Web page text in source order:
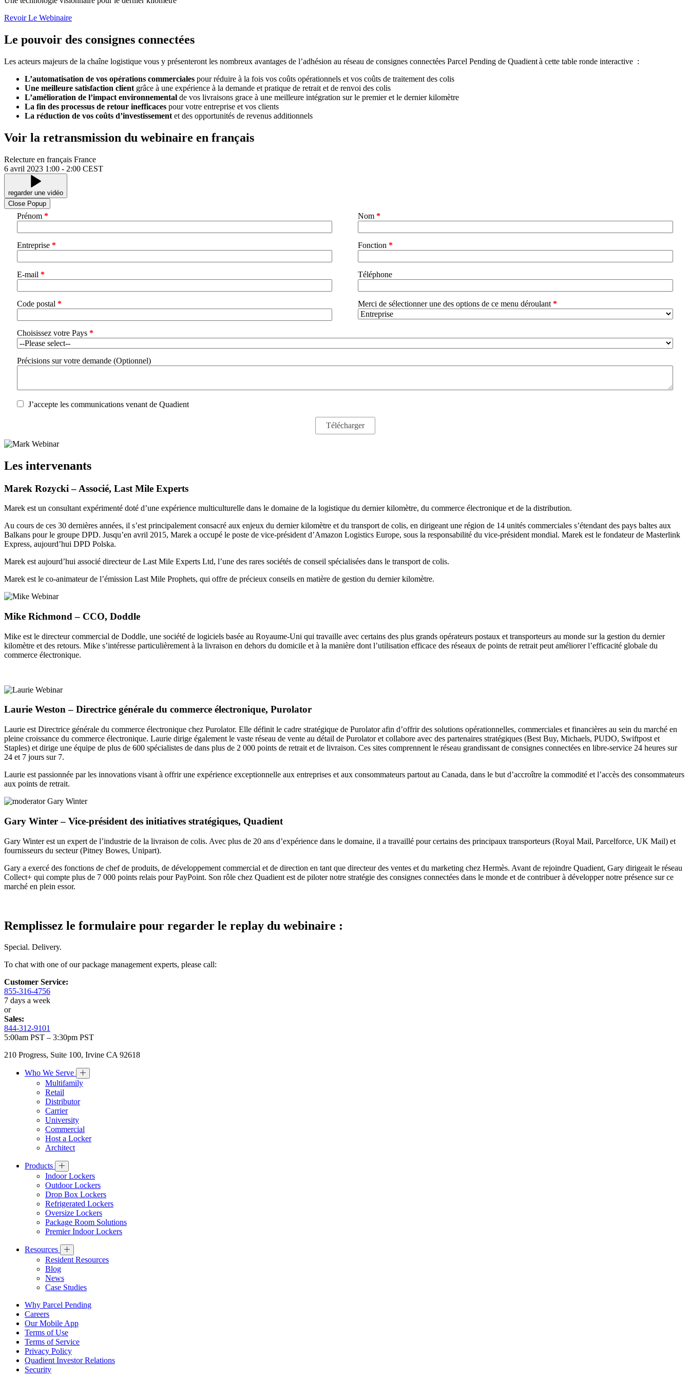
Revoir Le Webinaire
Le pouvoir des consignes connectées
Les acteurs majeurs de la chaîne logistique vous y présenteront les nombreux avantages de l’adhésion au réseau de consignes connectées Parcel Pending de Quadient à cette table ronde interactive :
L’automatisation de vos opérations commerciales pour réduire à la fois vos coûts opérationnels et vos coûts de traitement des colis
Une meilleure satisfaction client grâce à une expérience à la demande et pratique de retrait et de renvoi des colis
L’amélioration de l’impact environnemental de vos livraisons grace à une meilleure intégration sur le premier et le dernier kilomètre
La fin des processus de retour inefficaces pour votre entreprise et vos clients
La réduction de vos coûts d’investissement et des opportunités de revenus additionnels
Voir la retransmission du webinaire en français
Relecture en français France
6 avril 2023 1:00 - 2:00 CEST
regarder une vidéo
Close Popup
Prénom * Nom *
Entreprise * Fonction *
E-mail * Téléphone
Code postal * Merci de sélectionner une des options de ce menu déroulant *
Choisissez votre Pays *
Précisions sur votre demande (Optionnel)
J’accepte les communications venant de Quadient
Les intervenants
Marek Rozycki – Associé, Last Mile Experts
Marek est un consultant expérimenté doté d’une expérience multiculturelle dans le domaine de la logistique du dernier kilomètre, du commerce électronique et de la distribution.
Au cours de ces 30 dernières années, il s’est principalement consacré aux enjeux du dernier kilomètre et du transport de colis, en dirigeant une région de 14 unités commerciales s’étendant des pays baltes aux
Balkans pour le groupe DPD. Jusqu’en avril 2015, Marek a occupé le poste de vice-président d’Amazon Logistics Europe, sous la responsabilité du vice-président mondial. Marek est le fondateur de Masterlink
Express, aujourd’hui DPD Polska.
Marek est aujourd’hui associé directeur de Last Mile Experts Ltd, l’une des rares sociétés de conseil spécialisées dans le transport de colis.
Marek est le co-animateur de l’émission Last Mile Prophets, qui offre de précieux conseils en matière de gestion du dernier kilomètre.
Mike Richmond – CCO, Doddle
Mike est le directeur commercial de Doddle, une société de logiciels basée au Royaume-Uni qui travaille avec certains des plus grands opérateurs postaux et transporteurs au monde sur la gestion du dernier
kilomètre et des retours. Mike s’intéresse particulièrement à la livraison en dehors du domicile et à la manière dont l’utilisation efficace des réseaux de points de retrait peut améliorer l’efficacité globale du
commerce électronique.
Laurie Weston – Directrice générale du commerce électronique, Purolator
Laurie est Directrice générale du commerce électronique chez Purolator. Elle définit le cadre stratégique de Purolator afin d’offrir des solutions opérationnelles, commerciales et financières au sein du marché en
pleine croissance du commerce électronique. Laurie dirige également le vaste réseau de vente au détail de Purolator et collabore avec des partenaires stratégiques (Best Buy, Michaels, PUDO, Swiftpost et
Staples) et dirige une équipe de plus de 600 spécialistes de dans plus de 2 000 points de retrait et de livraison. Ces sites comprennent le réseau grandissant de consignes connectées en libre-service 24 heures sur
24 et 7 jours sur 7.
Laurie est passionnée par les innovations visant à offrir une expérience exceptionnelle aux entreprises et aux consommateurs partout au Canada, dans le but d’accroître la commodité et l’accès des consommateurs
aux points de retrait.
Gary Winter – Vice-président des initiatives stratégiques, Quadient
Gary Winter est un expert de l’industrie de la livraison de colis. Avec plus de 20 ans d’expérience dans le domaine, il a travaillé pour certains des principaux transporteurs (Royal Mail, Parcelforce, UK Mail) et
fournisseurs du secteur (Pitney Bowes, Unipart).
Gary a exercé des fonctions de chef de produits, de développement commercial et de direction en tant que directeur des ventes et du marketing chez Hermès. Avant de rejoindre Quadient, Gary dirigeait le réseau
Collect+ qui compte plus de 7 000 points relais pour PayPoint. Son rôle chez Quadient est de piloter notre stratégie des consignes connectées dans le monde et de contribuer à développer notre présence sur ce
marché en plein essor.
Remplissez le formulaire pour regarder le replay du webinaire :
Special. Delivery.
To chat with one of our package management experts, please call:
Customer Service:
855-316-4756
7 days a week
or
Sales:
844-312-9101
5:00am PST – 3:30pm PST
210 Progress, Suite 100, Irvine CA 92618
Who We Serve
Multifamily
Retail
Distributor
Carrier
University
Commercial
Host a Locker
Architect
Products
Indoor Lockers
Outdoor Lockers
Drop Box Lockers
Refrigerated Lockers
Oversize Lockers
Package Room Solutions
Premier Indoor Lockers
Resources
Resident Resources
Blog
News
Case Studies
Why Parcel Pending
Careers
Our Mobile App
Terms of Use
Terms of Service
Privacy Policy
Quadient Investor Relations
Security